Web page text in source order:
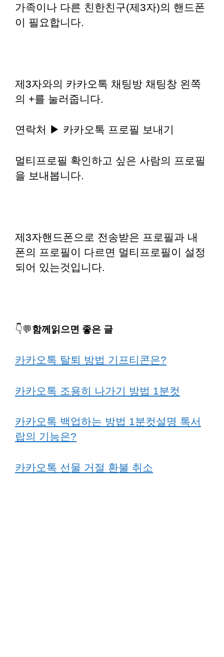
가족이나 다른 친한친구(제3자)의 핸드폰
이 필요합니다.
제3자와의 카카오톡 채팅방 채팅창 왼쪽
의 +를 눌러줍니다.
연락처 ▶ 카카오톡 프로필 보내기
멀티프로필 확인하고 싶은 사람의 프로필
을 보내봅니다.
제3자핸드폰으로 전송받은 프로필과 내
폰의 프로필이 다르면 멀티프로필이 설정
되어 있는것입니다.
👇💬함께읽으면 좋은 글
카카오톡 탈퇴 방법 기프티콘은?
카카오톡 조용히 나가기 방법 1분컷
카카오톡 백업하는 방법 1분컷설명 톡서
랍의 기능은?
카카오톡 선물 거절 환불 취소